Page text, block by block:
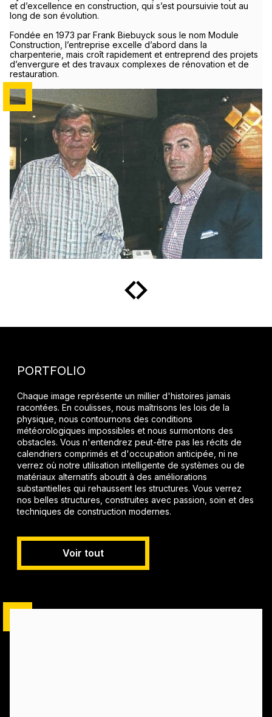
et d’excellence en construction, qui s’est poursuivie tout au
long de son évolution.
Fondée en 1973 par Frank Biebuyck sous le nom Module
Construction, l’entreprise excelle d’abord dans la
charpenterie, mais croît rapidement et entreprend des projets
d’envergure et des travaux complexes de rénovation et de
restauration.
PORTFOLIO
Chaque image représente un millier d'histoires jamais
racontées. En coulisses, nous maîtrisons les lois de la
physique, nous contournons des conditions
météorologiques impossibles et nous surmontons des
obstacles. Vous n'entendrez peut-être pas les récits de
calendriers comprimés et d'occupation anticipée, ni ne
verrez où notre utilisation intelligente de systèmes ou de
matériaux alternatifs aboutit à des améliorations
substantielles qui rehaussent les structures. Vous verrez
nos belles structures, construites avec passion, soin et des
techniques de construction modernes.
Voir tout